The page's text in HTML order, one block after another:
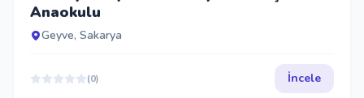
Anaokulu
Geyve, Sakarya
(0) İncele